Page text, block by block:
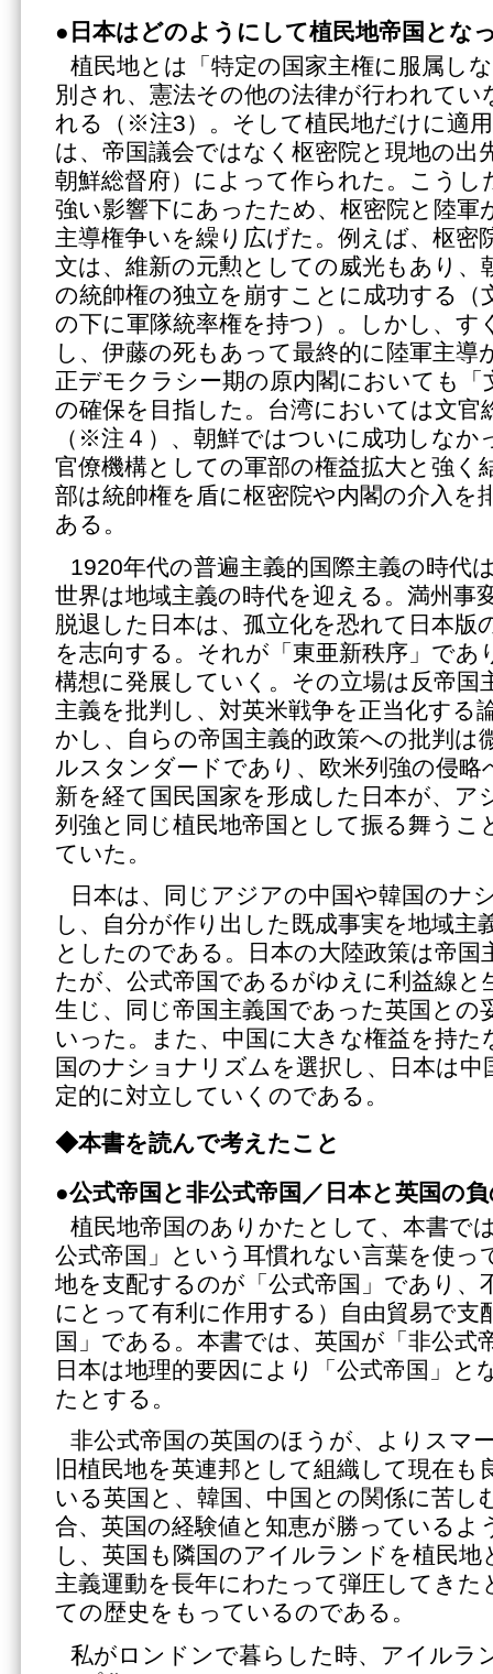
●日本はどのようにして植民地帝国とな
植民地とは「特定の国家主権に服属し
別され、憲法その他の法律が行われてい
れる（※注3）。そして植民地だけに適
は、帝国議会ではなく枢密院と現地の出
朝鮮総督府）によって作られた。こうし
強い影響下にあったため、枢密院と陸軍
主導権争いを繰り広げた。例えば、枢密
文は、維新の元勲としての威光もあり、
の統帥権の独立を崩すことに成功する（
の下に軍隊統率権を持つ）。しかし、す
し、伊藤の死もあって最終的に陸軍主導
正デモクラシー期の原内閣においても
の確保を目指した。台湾においては文官
（※注４）、朝鮮ではついに成功しなか
官僚機構としての軍部の権益拡大と強く
部は統帥権を盾に枢密院や内閣の介入を
ある。
1920年代の普遍主義的国際主義の時代
世界は地域主義の時代を迎える。満州事
脱退した日本は、孤立化を恐れて日本版
を志向する。それが「東亜新秩序」であ
構想に発展していく。その立場は反帝国
主義を批判し、対英米戦争を正当化する
かし、自らの帝国主義的政策への批判は
ルスタンダードであり、欧米列強の侵略
新を経て国民国家を形成した日本が、ア
列強と同じ植民地帝国として振る舞うこ
ていた。
日本は、同じアジアの中国や韓国のナ
し、自分が作り出した既成事実を地域主
としたのである。日本の大陸政策は帝国
たが、公式帝国であるがゆえに利益線と
生じ、同じ帝国主義国であった英国との
いった。また、中国に大きな権益を持た
国のナショナリズムを選択し、日本は中
定的に対立していくのである。
◆本書を読んで考えたこと
●公式帝国と非公式帝国／日本と英国の
植民地帝国のありかたとして、本書で
公式帝国」という耳慣れない言葉を使っ
地を支配するのが「公式帝国」であり、
にとって有利に作用する）自由貿易で支
国」である。本書では、英国が「非公式
日本は地理的要因により「公式帝国」と
たとする。
非公式帝国の英国のほうが、よりスマ
旧植民地を英連邦として組織して現在も
いる英国と、韓国、中国との関係に苦し
合、英国の経験値と知恵が勝っているよ
し、英国も隣国のアイルランドを植民地
主義運動を長年にわたって弾圧してきた
ての歴史をもっているのである。
私がロンドンで暮らした時、アイルラ